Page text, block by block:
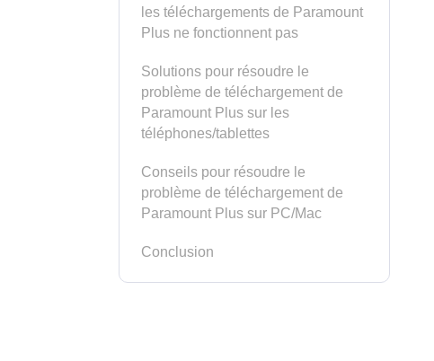
les téléchargements de Paramount
Plus ne fonctionnent pas
Solutions pour résoudre le
problème de téléchargement de
Paramount Plus sur les
téléphones/tablettes
Conseils pour résoudre le
problème de téléchargement de
Paramount Plus sur PC/Mac
Conclusion